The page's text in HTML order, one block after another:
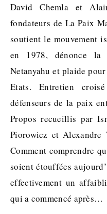
David Chemla et Alain Rozenkier sont membres
fondateurs de La Paix
soutient le mouvement
en 1978, dénonce la
Netanyahu et plaide
Etats. Entretien
défenseurs de la paix
Propos recueillis par
Piorowicz et Alexandre
Comment comprendre
soient étouffées
effectivement un
qui a commencé après…